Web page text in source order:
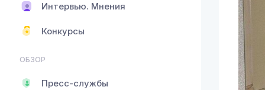
Интервью. Мнения
Конкурсы
ОБЗОР
Пресс-службы